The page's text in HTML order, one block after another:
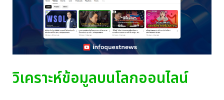
วิเคราะห์ข้อมูลบนโลกออนไลน์